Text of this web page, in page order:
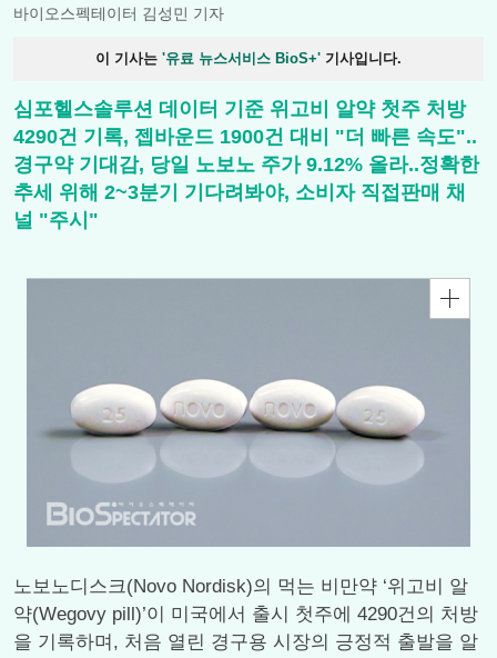
바이오스펙테이터 김성민 기자
이 기사는 '유료 뉴스서비스 BioS+' 기사입니다.
심포헬스솔루션 데이터 기준 위고비 알약 첫주 처방
4290건 기록, 젭바운드 1900건 대비 "더 빠른 속도"..
경구약 기대감, 당일 노보노 주가 9.12% 올라..정확한
추세 위해 2~3분기 기다려봐야, 소비자 직접판매 채
널 "주시"
노보노디스크(Novo Nordisk)의 먹는 비만약 ‘위고비 알
약(Wegovy pill)’이 미국에서 출시 첫주에 4290건의 처방
을 기록하며, 처음 열린 경구용 시장의 긍정적 출발을 알